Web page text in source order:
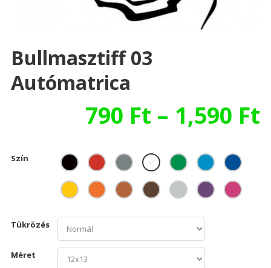
Bullmasztiff 03
Autómatrica
790 Ft – 1,590 Ft
Szín
Tükrözés
Méret